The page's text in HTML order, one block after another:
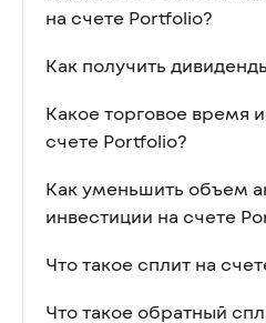
на счете Portfolio?
Как получить
Какое торговое время
счете Portfolio?
Как уменьшить объем
инвестиции на счете
Что такое сплит на
Что такое обратный